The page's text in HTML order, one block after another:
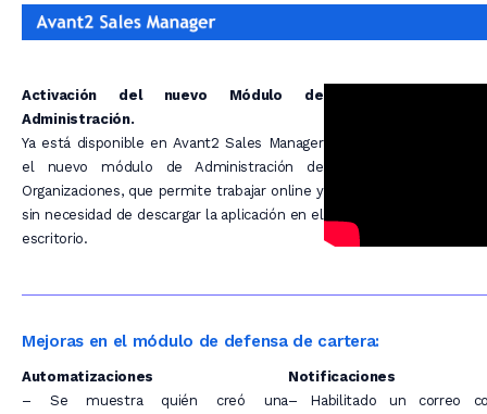
Activación del nuevo Módulo de
Administración.
Ya está disponible en Avant2 Sales Manager
el nuevo módulo de Administración de
Organizaciones, que permite trabajar online y
sin necesidad de descargar la aplicación en el
escritorio.
Mejoras en el módulo de defensa de cartera:
Automatizaciones
– Se muestra quién creó una
Notificaciones
– Habilitado un correo